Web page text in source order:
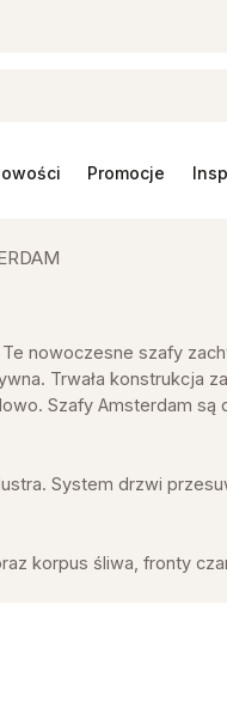
promocje
nowoczesne szafy
Trwała konstrukcja
Szafy Amsterdam
System drzwi
korpus śliwa, fronty